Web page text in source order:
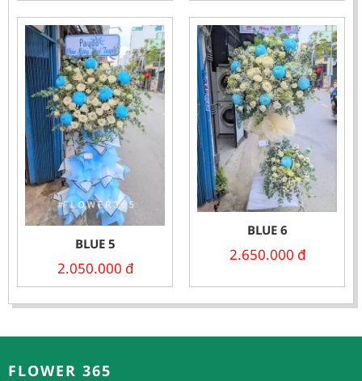
BLUE 5
2.050.000 đ
BLUE 6
2.650.000 đ
FLOWER 365